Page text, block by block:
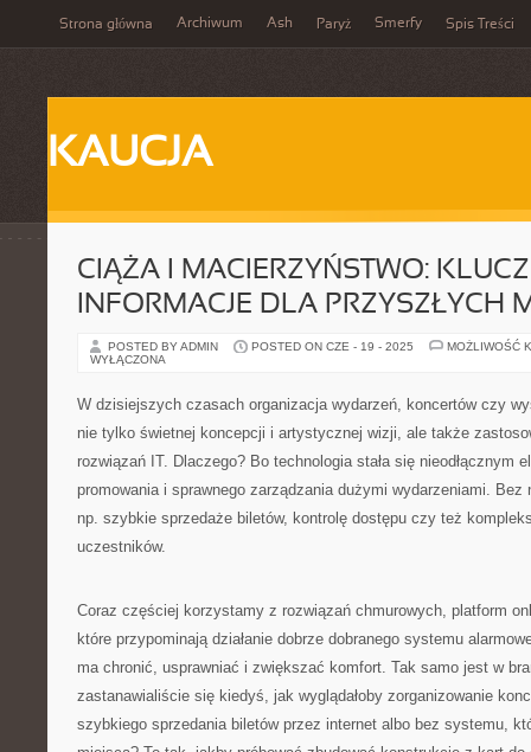
Strona główna Archiwum Ash Paryż Smerfy Spis Treści
KAUCJA
CIĄŻA I MACIERZYŃSTWO:
INFORMACJE DLA PRZYSZŁYCH
POSTED BY ADMIN POSTED ON CZE - 19 - 2025
MOŻLIWOŚĆ
WYŁĄCZONA
W dzisiejszych czasach organizacja wydarzeń, koncertów czy
nie tylko świetnej koncepcji i artystycznej wizji, ale także
rozwiązań IT. Dlaczego? Bo technologia stała się nieodłącznym
promowania i sprawnego zarządzania dużymi wydarzeniami. Bez
np. szybkie sprzedaże biletów, kontrolę dostępu czy też
uczestników.
Coraz częściej korzystamy z rozwiązań chmurowych, platform
które przypominają działanie dobrze dobranego systemu
ma chronić, usprawniać i zwiększać komfort. Tak samo jest w
zastanawialiście się kiedyś, jak wyglądałoby zorganizowanie
szybkiego sprzedania biletów przez internet albo bez systemu,